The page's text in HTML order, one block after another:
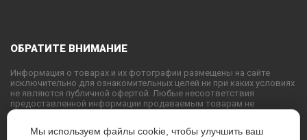
ОБРАТИТЕ ВНИМАНИЕ
Информация о товарах и их фотографии размещены на сайте
исключительно для ознакомительных целей ни при каких условиях
не являются публичной офертой. Любые несоответствия
предоставленной информации продаваемым товарам не
являются основанием для претензий, так как внешний вид и
свое усмотрение.
Мы используем файлы cookie, чтобы улучшить ваш